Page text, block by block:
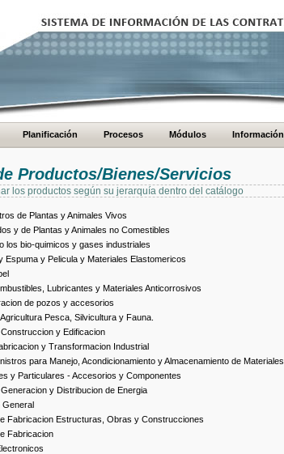
Planificación Procesos Módulos Información
Productos/Bienes/Servicios
los productos según su jerarquía dentro del catálogo
de Plantas y Animales Vivos
y de Plantas y Animales no Comestibles
los bio-quimicos y gases industriales
Espuma y Pelicula y Materiales Elastomericos
Lubricantes y Materiales Anticorrosivos
de pozos y accesorios
Pesca, Silvicultura y Fauna.
y Edificacion
y Transformacion Industrial
para Manejo, Acondicionamiento y Almacenamiento de Materiales
y Particulares - Accesorios y Componentes
y Distribucion de Energia
General
Fabricacion Estructuras, Obras y Construcciones
Fabricacion